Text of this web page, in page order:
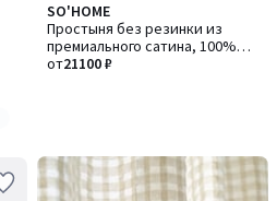
SO'HOME
Простыня без резинки из
премиального сатина, 100%
хлопок, 400TC
от21100 ₽
-